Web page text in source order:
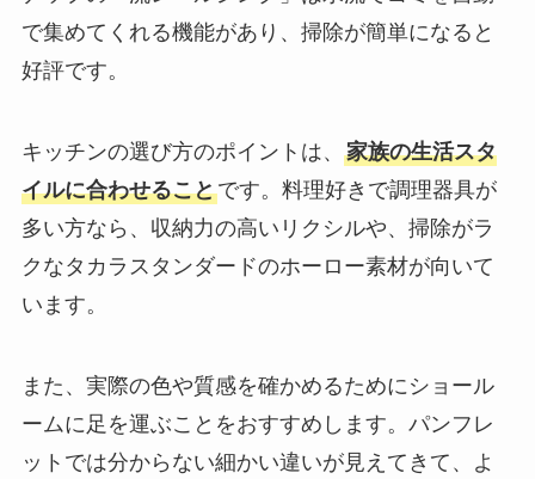
で集めてくれる機能があり、掃除が簡単になると
好評です。
キッチンの選び方のポイントは、 家族の生活スタ
イルに合わせることです。料理好きで調理器具が
多い方なら、収納力の高いリクシルや、掃除がラ
クなタカラスタンダードのホーロー素材が向いて
います。
また、実際の色や質感を確かめるためにショール
ームに足を運ぶことをおすすめします。パンフレ
ットでは分からない細かい違いが見えてきて、よ